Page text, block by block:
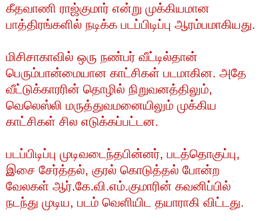
கீதவாணி ராஜ்குமார் என்று முக்கியமான
பாத்திரங்களில் நடிக்க படப்பிடிப்பு ஆரம்பமாகியது.
மிசிசாகாவில் ஒரு நண்பர் வீட்டில்தான்
பெரும்பான்மையான காட்சிகள் படமாகின. அதே
வீட்டுக்காரரின் தொழில் நிறுவனத்திலும்,
வெலெஸ்லி மருத்துவமனையிலும் முக்கிய
காட்சிகள் சில எடுக்கப்பட்டன.
படப்பிடிப்பு முடிவடைந்தபின்னர், படத்தொகுப்பு,
இசை சேர்த்தல், குரல் கொடுத்தல் போன்ற
வேலகள் ஆர்.கே.வி.எம்.குமாரின் கவனிப்பில்
நடந்து முடிய, படம் வெளியிட தயாராகி விட்டது.